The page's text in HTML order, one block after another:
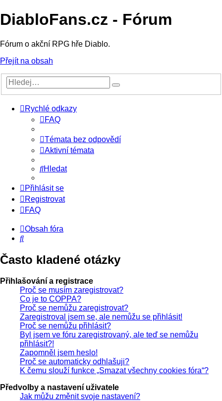
DiabloFans.cz - Fórum
Fórum o akční RPG hře Diablo.
Přejít na obsah
Rychlé odkazy
FAQ
Témata bez odpovědí
Aktivní témata
Hledat
Přihlásit se
Registrovat
FAQ
Obsah fóra
Hledat
Často kladené otázky
Přihlašování a registrace
Proč se musím zaregistrovat?
Co je to COPPA?
Proč se nemůžu zaregistrovat?
Zaregistroval jsem se, ale nemůžu se přihlásit!
Proč se nemůžu přihlásit?
Byl jsem ve fóru zaregistrovaný, ale teď se nemůžu
přihlásit?!
Zapomněl jsem heslo!
Proč se automaticky odhlašuji?
K čemu slouží funkce „Smazat všechny cookies fóra“?
Předvolby a nastavení uživatele
Jak můžu změnit svoje nastavení?